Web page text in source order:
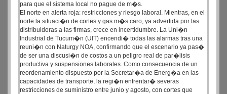
para que el sistema local no pague de m�s.
El norte en alerta roja: restricciones y riesgo laboral. Mientras, en el
norte la situaci�n de cortes y gas m�s caro, ya advertida por las
distribuidoras a las firmas, crece en incertidumbre. La Uni�n
Industrial de Tucum�n (UIT) encendi� todas las alarmas tras una
reuni�n con Naturgy NOA, confirmando que el escenario ya pas�
de ser una discusi�n de costos a un peligro real de par�lisis
productiva y suspensiones laborales. Como consecuencia de un
reordenamiento dispuesto por la Secretar�a de Energ�a en las
capacidades de transporte, la regi�n enfrentar� severas
restricciones de suministro entre junio y agosto, con cortes que